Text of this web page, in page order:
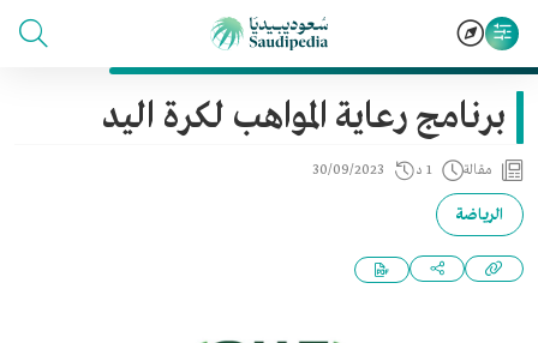
برنامج رعاية المواهب لكرة اليد
مقالة 1 د 30/09/2023
الرياضة